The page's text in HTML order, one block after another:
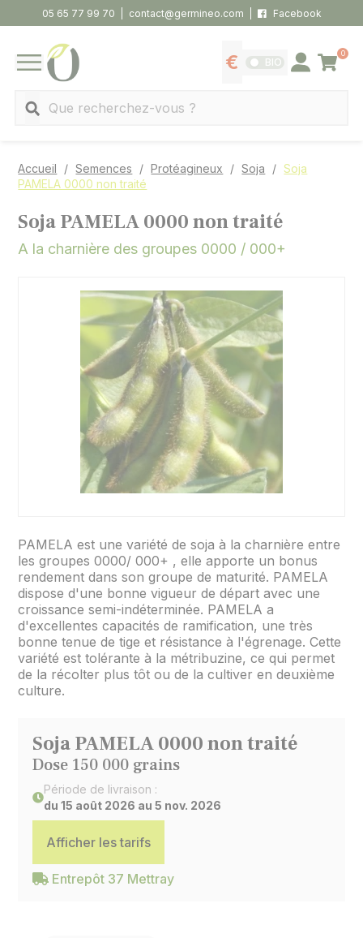
05 65 77 99 70 contact@germineo.com Facebook
MENU
Afficher les tarifs
BIO Se connecter
0
Panier
Accueil Semences Protéagineux Soja
Soja
PAMELA 0000 non traité
Soja PAMELA 0000 non traité
A la charnière des groupes 0000 / 000+
PAMELA est une variété de soja à la charnière entre
les groupes 0000/ 000+ , elle apporte un bonus
rendement dans son groupe de maturité. PAMELA
dispose d'une bonne vigueur de départ avec une
croissance semi-indéterminée. PAMELA a
d'excellentes capacités de ramification, une très
bonne tenue de tige et résistance à l'égrenage. Cette
variété est tolérante à la métribuzine, ce qui permet
de la récolter plus tôt ou de la cultiver en deuxième
culture.
Soja PAMELA 0000 non traité
Dose 150 000 grains
Période de livraison :
du 15 août 2026 au 5 nov. 2026
Afficher les tarifs
Entrepôt 37 Mettray
Panneau de gestion des cookies